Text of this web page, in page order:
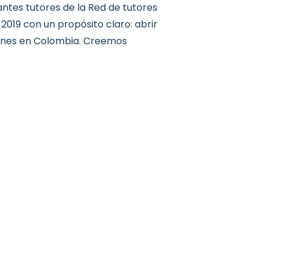
tutores de la Red de tutores
con un propósito claro: abrir
en Colombia. Creemos